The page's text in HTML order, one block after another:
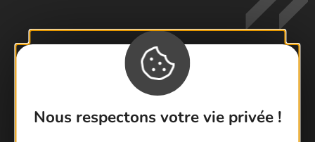
Nous respectons votre vie privée !
Contactez-nous !
Foire aux questions